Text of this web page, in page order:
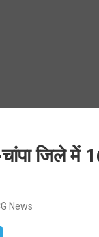
चांपा जिले
News